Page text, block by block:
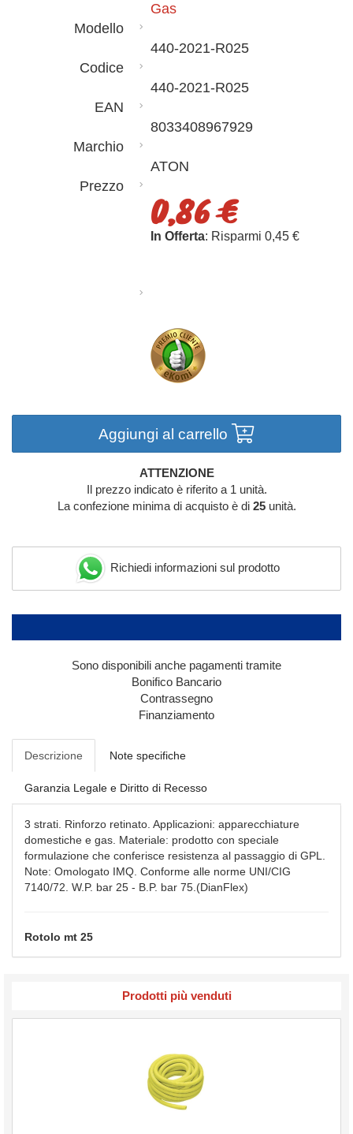
Gas
Modello
440-2021-R025
Codice
440-2021-R025
EAN
8033408967929
Marchio
ATON
Prezzo
0,86 €
In Offerta: Risparmi 0,45 €
Aggiungi al carrello
ATTENZIONE
Il prezzo indicato è riferito a 1 unità.
La confezione minima di acquisto è di 25unità.
Richiedi informazioni sul prodotto
Sono disponibili anche pagamenti tramite
Bonifico Bancario
Contrassegno
Finanziamento
Descrizione Note specifiche
Garanzia Legale e Diritto di Recesso
3 strati. Rinforzo retinato. Applicazioni: apparecchiature
domestiche e gas. Materiale: prodotto con speciale
formulazione che conferisce resistenza al passaggio di GPL.
Note: Omologato IMQ. Conforme alle norme UNI/CIG
7140/72. W.P. bar 25 - B.P. bar 75.(DianFlex)
Rotolo mt 25
Prodotti più venduti